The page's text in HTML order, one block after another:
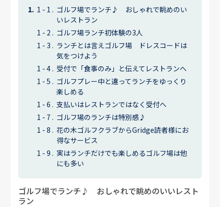
ゴルフ場でランチ♪ おしゃれで眺めのい
いレストラン
ゴルフ場ランチ初体験の3人
ランチとは言えゴルフ場 ドレスコードは
気をつけよう
受付で「食事のみ」と伝えてレストランへ
ゴルフプレー中と違ってランチをゆっくり
楽しめる
支払いはレストランではなく受付へ
ゴルフ場のランチは特別感♪
花の木ゴルフクラブからGridge読者様にお
得なサービス
実はランチだけでも楽しめるゴルフ場は他
にも多い
ゴルフ場でランチ♪ おしゃれで眺めのいいレスト
ラン